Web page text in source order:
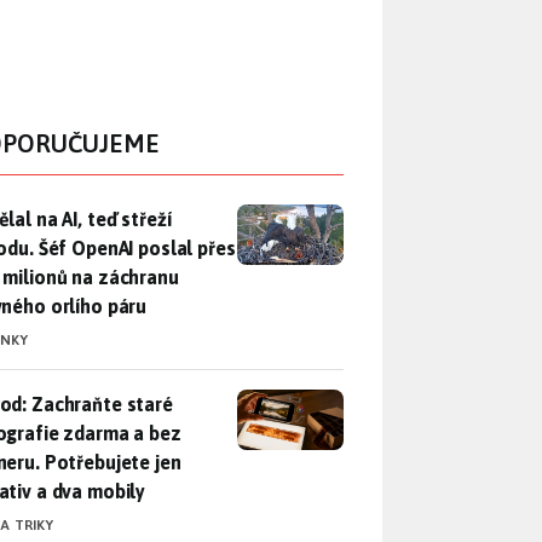
na AI, teď střeží přírodu. Šéf OpenAI poslal přes 100
na AI, teď střeží
Šéf OpenAI poslal přes
milionů na záchranu
orlího páru
Zachraňte staré fotografie zdarma a bez skeneru.
Zachraňte staré
zdarma a bez
Potřebujete jen
a dva mobily
TRIKY